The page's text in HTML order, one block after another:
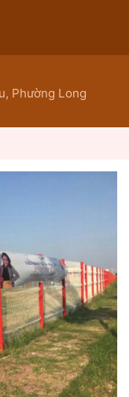
Phường Long